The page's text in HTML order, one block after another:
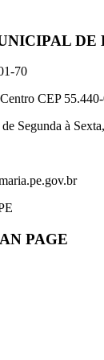
70
CEP
Segunda à
PAGE